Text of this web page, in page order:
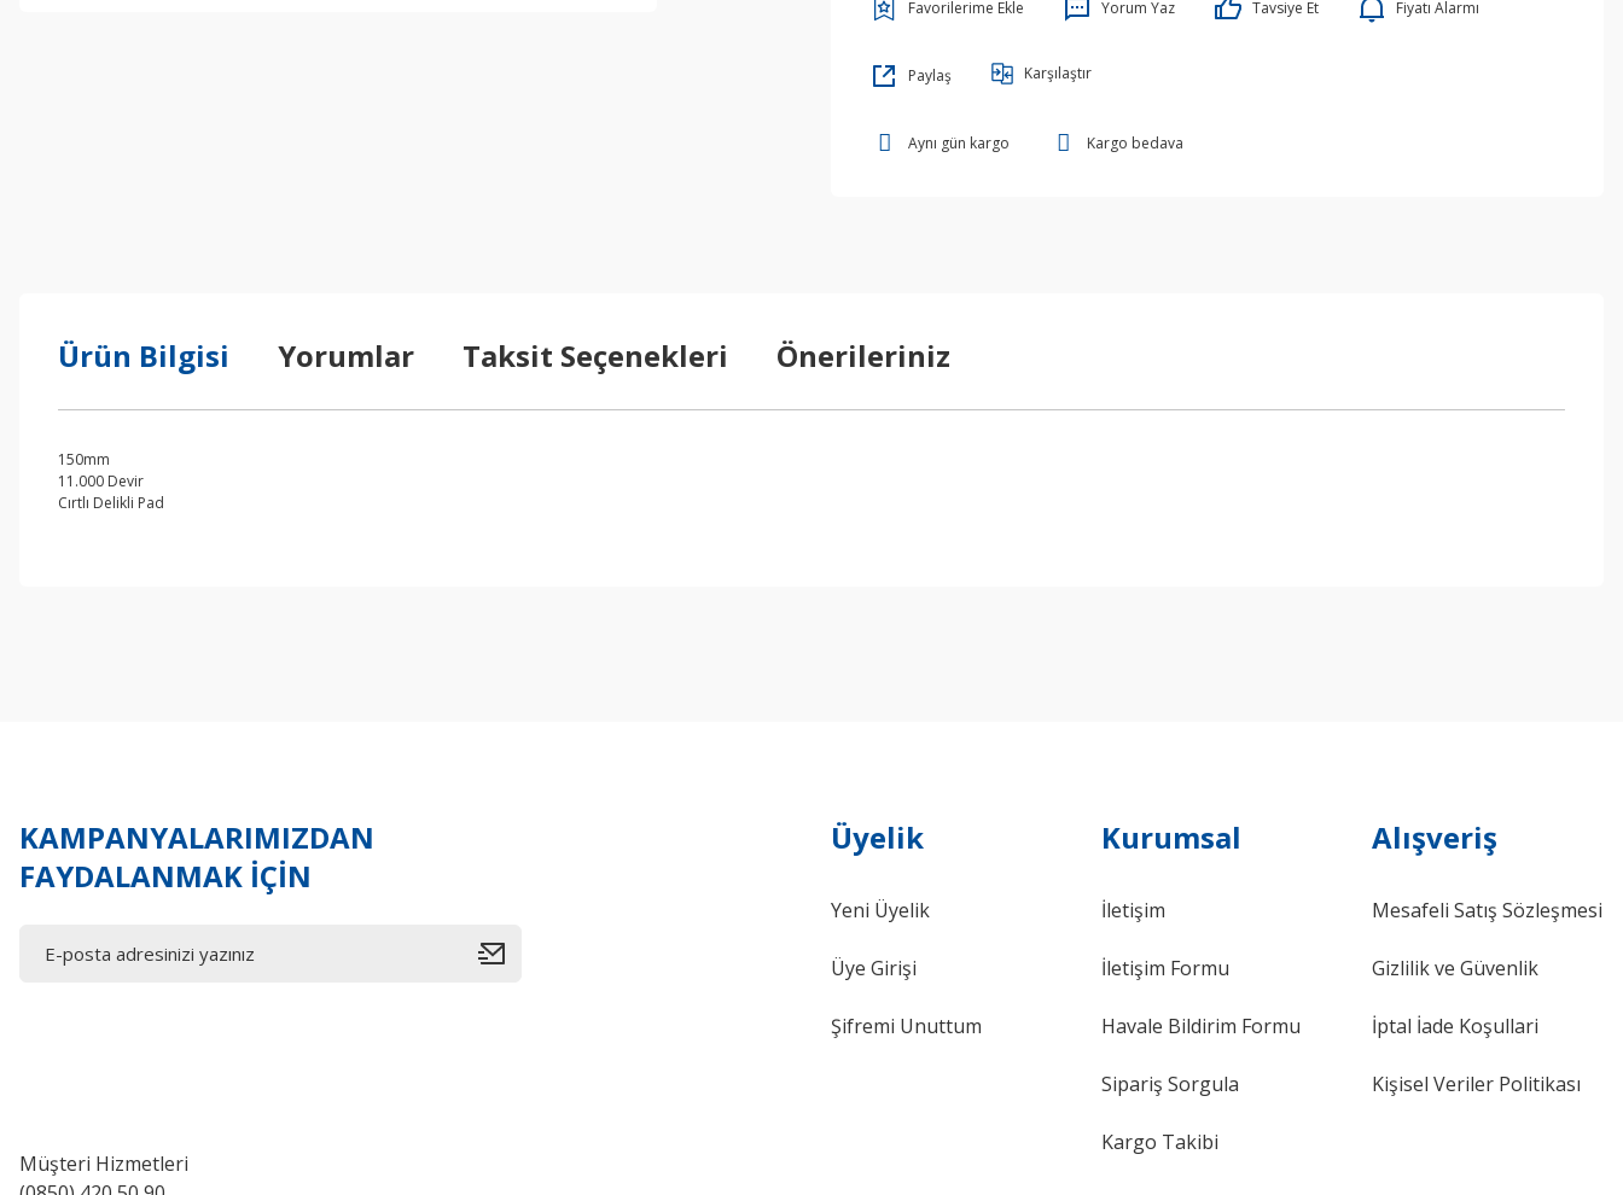
Yorum Yaz Tavsiye Et Fiyatı Alarmı
Paylaş Karşılaştır
Aynı gün kargo Kargo bedava
Ürün Bilgisi Yorumlar Taksit Seçenekleri Önerileriniz
150mm
11.000 Devir
Cırtlı Delikli Pad
KAMPANYALARIMIZDAN
FAYDALANMAK İÇİN
Müşteri Hizmetleri
Üyelik
Yeni Üyelik
Üye Girişi
Şifremi Unuttum
Kurumsal
İletişim
İletişim Formu
Havale Bildirim Formu
Sipariş Sorgula
Kargo Takibi
Alışveriş
Mesafeli Satış Sözleşmesi
Gizlilik ve Güvenlik
İptal İade Koşullari
Kişisel Veriler Politikası